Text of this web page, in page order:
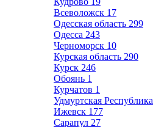
Всеволожск 17
Одесская область 299
Одесса 243
Черноморск 10
Курская область 290
Курск 246
Обоянь 1
Курчатов 1
Удмуртская Республика
Ижевск 177
Сарапул 27